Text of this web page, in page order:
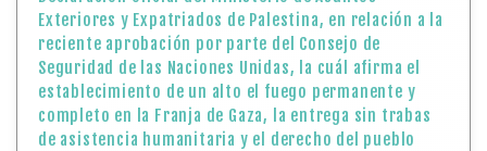
Exteriores y Expatriados de Palestina, en relación a la
reciente aprobación por parte del Consejo de
Seguridad de las Naciones Unidas, la cuál afirma el
establecimiento de un alto el fuego permanente y
completo en la Franja de Gaza, la entrega sin trabas
de asistencia humanitaria y el derecho del pueblo